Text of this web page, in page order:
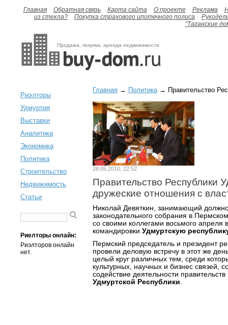
Главная Обратная связь Карта сайта О проекте Реклама
из стекла?
Покупка страхового ипотечного полиса
"Таганские
Продажа, покупка, аренда недвижимости
Риэлторы
Удмуртия
Выставки
Аналитика
Экономика
Политика
Строительство
Недвижимость
Статьи
Риелторы онлайн:
Риэлторов онлайн
нет.
Главная → Политика→ Правительство
28.05.2010, 22:52
Правительство Республики
дружеские отношения с
Николай Девяткин, занимающий
законодательного собрания в
со своими коллегами восьмого апреля
командировки Удмуртскую
Пермский председатель и президент
провели деловую встречу в этот же
целый круг различных тем, среди
культурных, научных и бизнес связей,
содействие деятельности правительств
Удмуртской Республики.